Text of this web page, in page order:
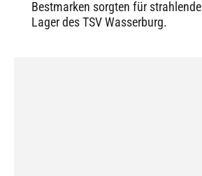
Bestmarken sorgten für
Lager des TSV Wasserburg.